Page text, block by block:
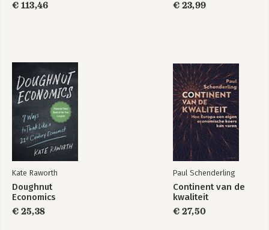
€ 113,46 € 23,99
Kate Raworth
Doughnut
Economics
€ 25,38
Paul Schenderling
Continent van de
kwaliteit
€ 27,50